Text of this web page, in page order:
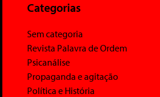
Categorias
Sem categoria
Revista Palavra de Ordem
Psicanálise
Propaganda e agitação
Política e História